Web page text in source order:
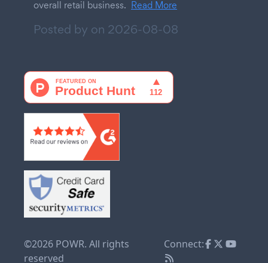
overall retail business. Read More
Posted by on 2026-08-08
©2026 POWR. All rights
reserved
Connect: